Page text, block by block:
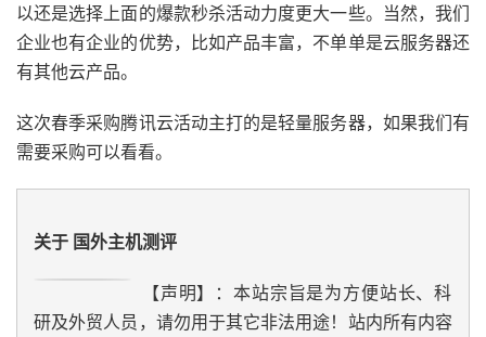
以还是选择上面的爆款秒杀活动力度更大一些。当然，我们
企业也有企业的优势，比如产品丰富，不单单是云服务器还
有其他云产品。
这次春季采购腾讯云活动主打的是轻量服务器，如果我们有
需要采购可以看看。
关于 国外主机测评
【声明】：本站宗旨是为方便站长、科
研及外贸人员，请勿用于其它非法用途！站内所有内容